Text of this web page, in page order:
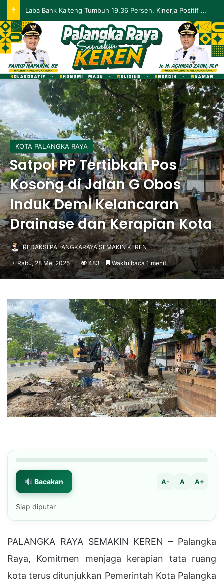
Palangka Raya Perluas Digitalisasi Perlindungan Sosial, Perkuat Akurasi Data dan Penyaluran Bansos
KOTA PALANGKA RAYA
Satpol PP Tertibkan Pos
Kosong di Jalan G Obos
Induk Demi Kelancaran
Drainase dan Kerapian Kota
REDAKSI PALANGKARAYA SEMAKIN KEREN
Rabu, 28 Mei 2025 483 Waktu baca 1 menit
Bacakan A- A A+
Siap diputar
PALANGKA RAYA SEMAKIN KEREN – Palangka
Raya, Komitmen menjaga kerapian tata ruang
kota terus ditunjukkan Pemerintah Kota Palangka